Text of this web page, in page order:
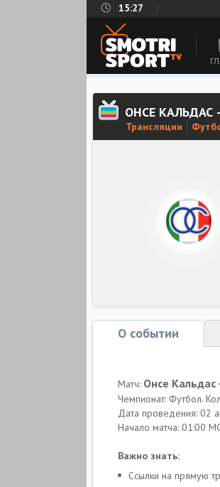
15:27
ОНСЕ
Трансляции
О событии
Матч: Онсе
Чемпионат: Футбол.
Дата проведения: 02
Начало матча: 01:00
Важно знать:
Ссылки на прямую